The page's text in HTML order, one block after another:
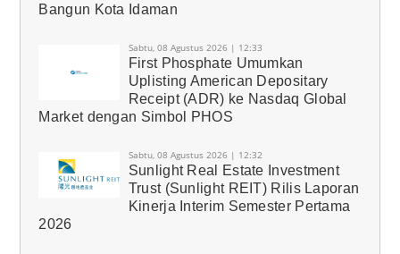
Bangun Kota Idaman
Sabtu, 08 Agustus 2026 | 12:33
First Phosphate Umumkan
Uplisting American Depositary
Receipt (ADR) ke Nasdaq Global
Market dengan Simbol PHOS
Sabtu, 08 Agustus 2026 | 12:32
Sunlight Real Estate Investment
Trust (Sunlight REIT) Rilis Laporan
Kinerja Interim Semester Pertama
2026